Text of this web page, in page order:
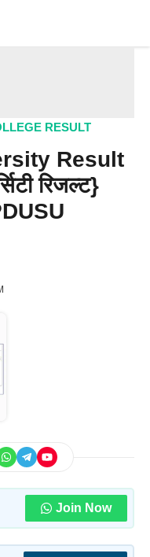
RESULT
Result
रिजल्ट}
Join Now